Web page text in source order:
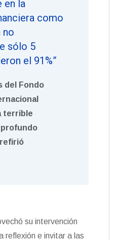
en la
como
no
sólo 5
el 91%”
del Fondo
terrible
su intervención
reflexión e invitar a las